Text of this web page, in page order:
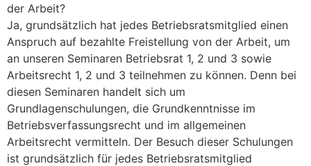
der Arbeit?
Ja, grundsätzlich hat jedes Betriebsratsmitglied einen
Anspruch auf bezahlte Freistellung von der Arbeit, um
an unseren Seminaren Betriebsrat 1, 2 und 3 sowie
Arbeitsrecht 1, 2 und 3 teilnehmen zu können. Denn bei
diesen Seminaren handelt sich um
Grundlagenschulungen, die Grundkenntnisse im
Betriebsverfassungsrecht und im allgemeinen
Arbeitsrecht vermitteln. Der Besuch dieser Schulungen
ist grundsätzlich für jedes Betriebsratsmitglied